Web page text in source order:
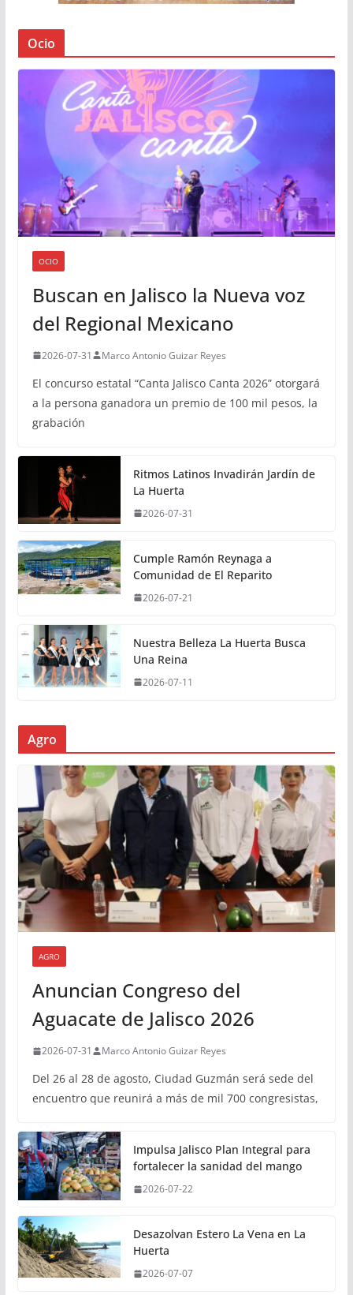
Ocio
OCIO
Buscan en Jalisco la Nueva voz
del Regional Mexicano
2026-07-31 Marco Antonio Guizar Reyes
El concurso estatal “Canta Jalisco Canta 2026” otorgará
a la persona ganadora un premio de 100 mil pesos, la
grabación
Ritmos Latinos Invadirán Jardín de
La Huerta
2026-07-31
Cumple Ramón Reynaga a
Comunidad de El Reparito
2026-07-21
Nuestra Belleza La Huerta Busca
Una Reina
2026-07-11
Agro
AGRO
Anuncian Congreso del
Aguacate de Jalisco 2026
2026-07-31 Marco Antonio Guizar Reyes
Del 26 al 28 de agosto, Ciudad Guzmán será sede del
encuentro que reunirá a más de mil 700 congresistas,
Impulsa Jalisco Plan Integral para
fortalecer la sanidad del mango
2026-07-22
Desazolvan Estero La Vena en La
Huerta
2026-07-07